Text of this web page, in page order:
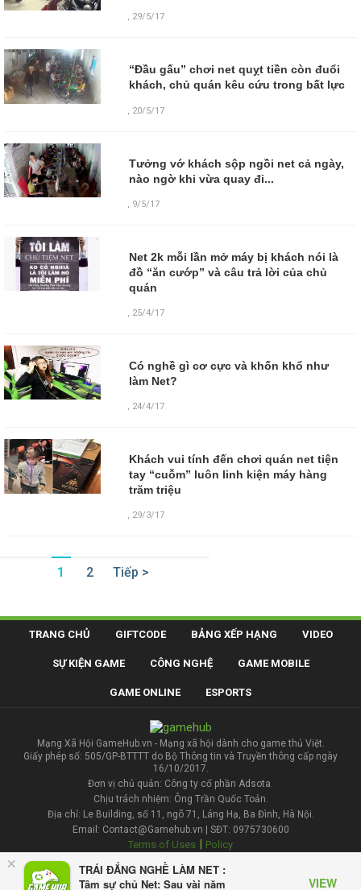
×
TRÁI ĐẮNG NGHỀ LÀM NET :
Tâm sự chủ Net: Sau vài năm
VIEW
, 29/5/17
“Đầu gấu” chơi net quỵt tiền còn đuổi
khách, chủ quán kêu cứu trong bất lực
20/5/17
Tưởng vớ khách sộp ngồi net cả ngày,
nào ngờ khi vừa quay đi...
, 9/5/17
Net 2k mỗi lần mở máy bị khách nói là
đồ “ăn cướp” và câu trả lời của chủ
quán
, 25/4/17
Có nghề gì cơ cực và khốn khổ như
làm Net?
, 24/4/17
Khách vui tính đến chơi quán net tiện
tay “cuỗm” luôn linh kiện máy hàng
trăm triệu
, 29/3/17
1 2 Tiếp >
TRANG CHỦ GIFTCODE BẢNG XẾP HẠNG VIDEO
SỰ KIỆN GAME CÔNG NGHỆ GAME MOBILE
GAME ONLINE ESPORTS
Mạng Xã Hội GameHub.vn - Mạng xã hội dành cho game thủ Việt.
Giấy phép số: 505/GP-BTTTT do Bộ Thông tin và Truyền thông cấp ngày
16/10/2017.
Đơn vị chủ quản: Công ty cổ phần Adsota.
Chịu trách nhiệm: Ông Trần Quốc Toản.
Địa chỉ: Le Building, số 11, ngõ 71, Láng Hạ, Ba Đình, Hà Nội.
Email: Contact@Gamehub.vn | SĐT: 0975730600
Terms of Uses | Policy
Liên hệ đăng bài